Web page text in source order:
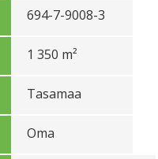
694-7-9008-3
1 350 m²
Tasamaa
Oma